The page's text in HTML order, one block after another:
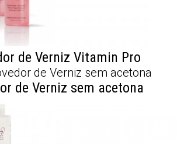
de Verniz Vitamin Pro
de Verniz sem acetona